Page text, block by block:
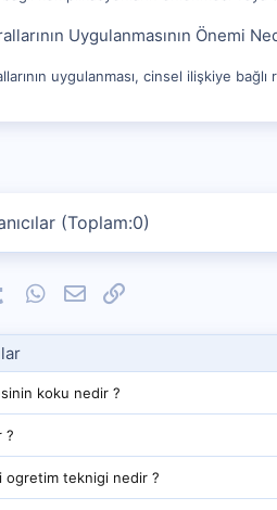
Uygulanmasının Önemi
uygulanması, cinsel ilişkiye
(Toplam:0)
TumblrWhatsApp
E-postaLink
koku nedir ?
?
ogretim teknigi nedir ?